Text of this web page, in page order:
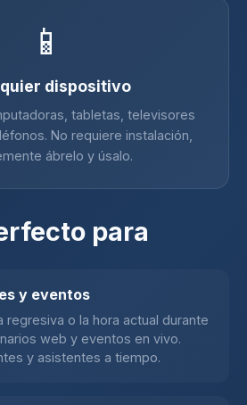
📱
dispositivo
tabletas, televisores
No requiere instalación,
ábrelo y úsalo.
para
y eventos
regresiva o la hora actual durante
web y eventos en vivo.
y asistentes a tiempo.